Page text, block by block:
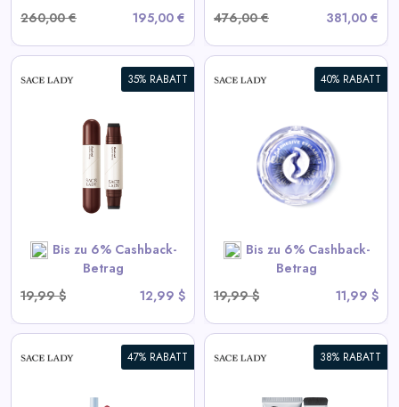
260,00 €
195,00 €
476,00 €
381,00 €
35% RABATT
Bis zu 6% Cashback-
Betrag
19,99 $
12,99 $
40% RABATT
Bis zu 6% Cashback-
Betrag
19,99 $
11,99 $
Selbstklebende Wimpern
View All Sace Lady Deals
47% RABATT 38% RABATT
HAUTFILTER